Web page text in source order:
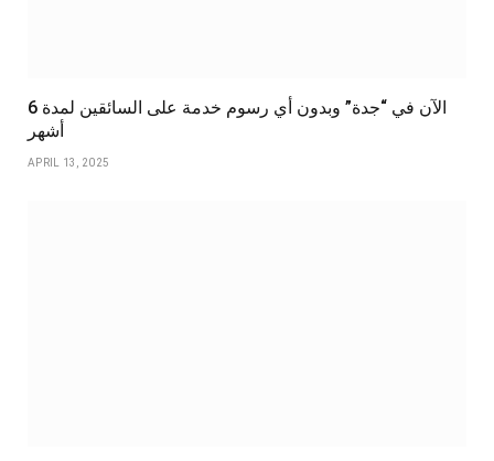
الآن في “جدة” وبدون أي رسوم خدمة على السائقين لمدة 6
أشهر
APRIL 13, 2025